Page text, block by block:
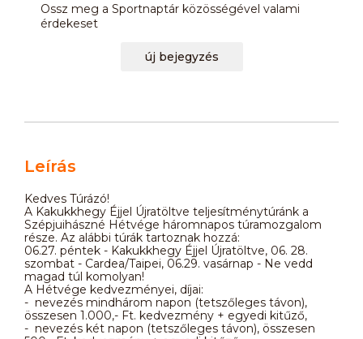
Ossz meg a Sportnaptár közösségével valami
érdekeset
új bejegyzés
Leírás
Kedves Túrázó!
A Kakukkhegy Éjjel Újratöltve teljesítménytúránk a
Szépjuihászné Hétvége háromnapos túramozgalom
része. Az alábbi túrák tartoznak hozzá:
06.27. péntek - Kakukkhegy Éjjel Újratöltve, 06. 28.
szombat - Cardea/Taipei, 06.29. vasárnap - Ne vedd
magad túl komolyan!
A Hétvége kedvezményei, díjai:
- nevezés mindhárom napon (tetszőleges távon),
összesen 1.000,- Ft. kedvezmény + egyedi kitűző,
- nevezés két napon (tetszőleges távon), összesen